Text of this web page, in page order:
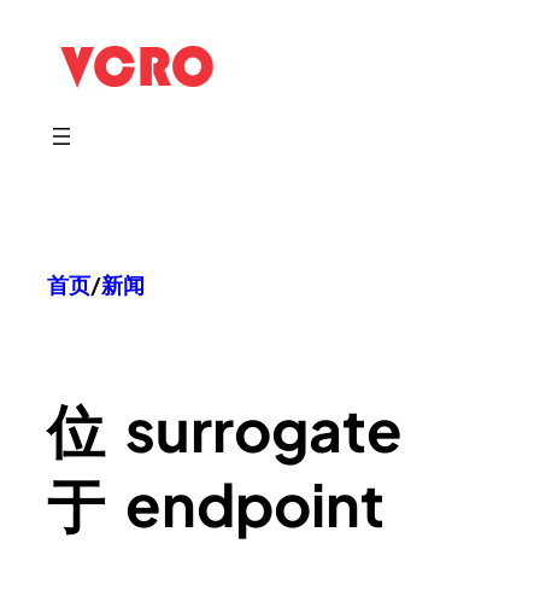
首页/新闻
位
于
surrogate
endpoint